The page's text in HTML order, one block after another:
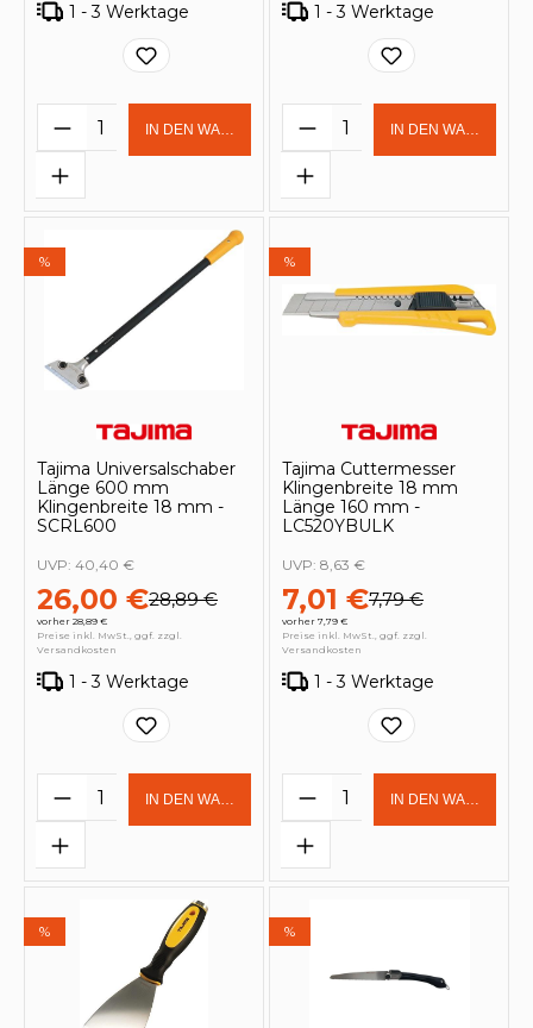
1 - 3 Werktage
Produkt Anzahl: Gib den
IN DEN WARENKORB
1 - 3 Werktage
Produkt Anzahl:
IN DEN
%
Tajima Universalschaber
Länge 600 mm
Klingenbreite 18 mm -
SCRL600
26,00 €28,89 €
vorher 28,89 €
UVP: 40,40 €
Preise inkl. MwSt., ggf. zzgl.
Versandkosten
1 - 3 Werktage
Produkt Anzahl: Gib den
IN DEN WARENKORB
%
Tajima Cuttermesser
Klingenbreite 18 mm
Länge 160 mm -
LC520YBULK
7,01 €7,79 €
vorher 7,79 €
UVP: 8,63 €
Preise inkl. MwSt., ggf. zzgl.
Versandkosten
1 - 3 Werktage
Produkt Anzahl:
IN DEN
% %